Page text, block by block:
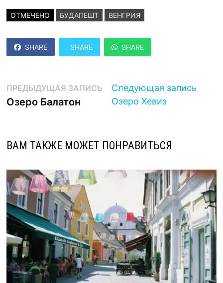
ОТМЕЧЕНО БУДАПЕШТ ВЕНГРИЯ
SHARE SHARE SHARE
Навигация
по
ПРЕДЫДУЩАЯ ЗАПИСЬПредыдущая
запись:
Озеро Балатон
Следующая запись
Озеро Хевиз
ВАМ ТАКЖЕ МОЖЕТ ПОНРАВИТЬСЯ